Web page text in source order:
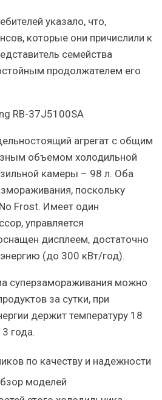
указало, что,
которые они причислили к
семейства
продолжателем его
RB-37J5100SA
агрегат с общим
объемом холодильной
камеры – 98 л. Оба
поскольку
Frost. Имеет один
управляется
дисплеем, достаточно
(до 300 кВт/год).
суперзамораживания можно
за сутки, при
держит температуру 18
года.